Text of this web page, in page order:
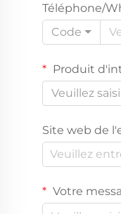
Téléphone/
Code
Produit
Veuillez
Site web de
Votre